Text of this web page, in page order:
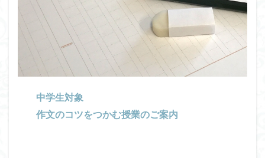
中学生対象
作文のコツをつかむ授業のご案内